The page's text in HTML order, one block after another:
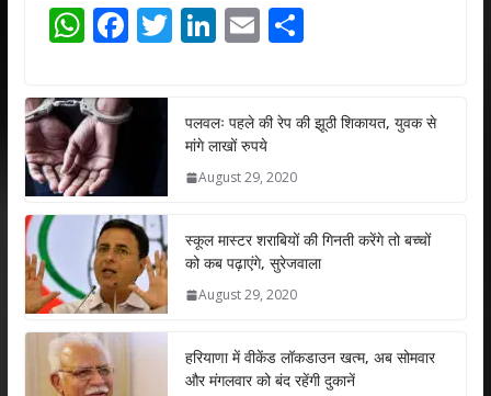
W
at
s
A
p
p
F
e
b
o
k
T
er
Li
e
dI
n
E
l
S
e
पलवलः पहले की रेप की झूठी शिकायत, युवक से
मांगे लाखों रुपये
August 29, 2020
स्कूल मास्टर शराबियों की गिनती करेंगे तो बच्चों
को कब पढ़ाएंगे, सुरेजवाला
August 29, 2020
हरियाणा में वीकेंड लॉकडाउन खत्म, अब सोमवार
और मंगलवार को बंद रहेंगी दुकानें